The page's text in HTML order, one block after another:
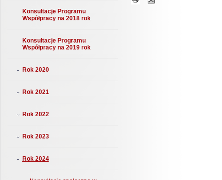
Konsultacje Programu
Współpracy na 2018 rok
Konsultacje Programu
Współpracy na 2019 rok
Rok 2020
Rok 2021
Rok 2022
Rok 2023
Rok 2024